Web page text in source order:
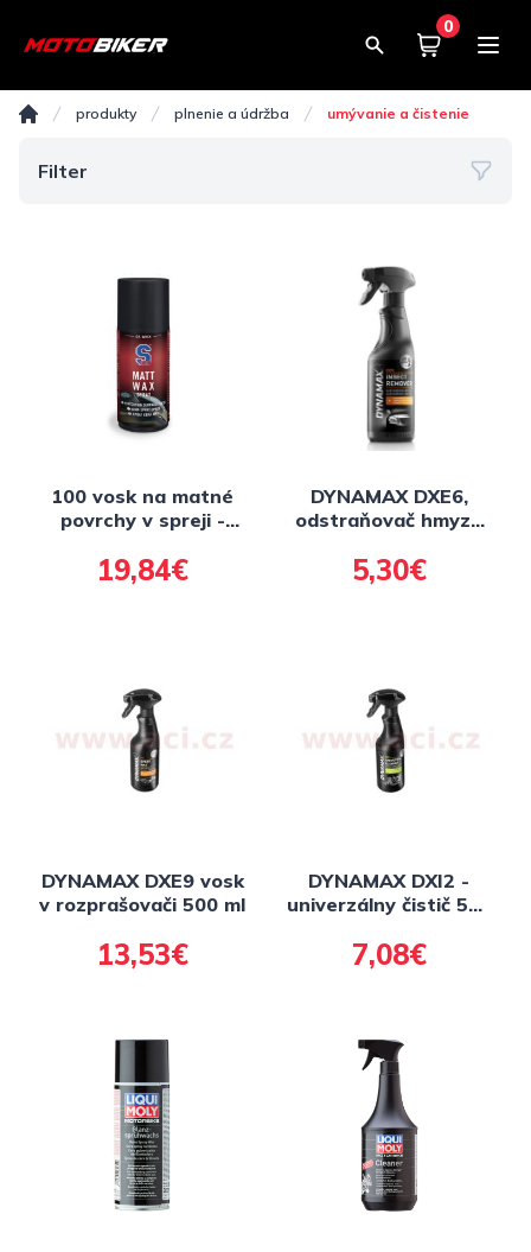
0
Košík 0,00€
Umývanie a čistenie
produkty plnenie a údržba umývanie a čistenie
Filter
100 vosk na matné
povrchy v spreji -
ml
19,84€
DYNAMAX DXE6,
odstraňovač hmyzu
5,30€
DYNAMAX DXE9 vosk
v rozprašovači 500 ml
13,53€
DYNAMAX DXI2 -
univerzálny čistič 500
7,08€